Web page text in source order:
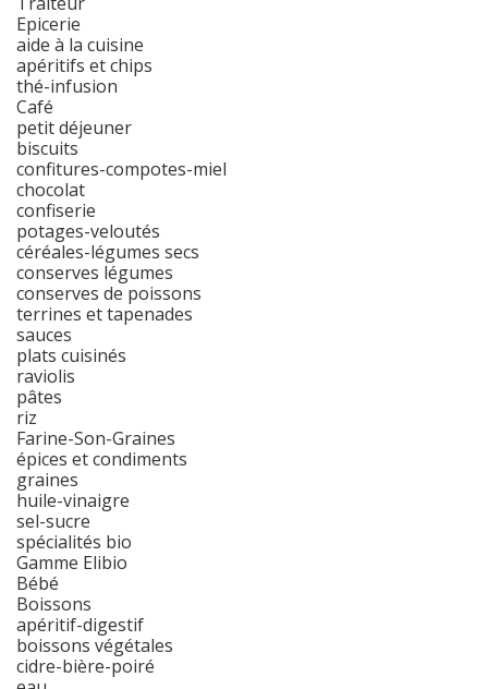
Epicerie
aide à la cuisine
apéritifs et chips
thé-infusion
Café
petit déjeuner
biscuits
confitures-compotes-miel
chocolat
confiserie
potages-veloutés
céréales-légumes secs
conserves légumes
conserves de poissons
terrines et tapenades
sauces
plats cuisinés
raviolis
pâtes
riz
Farine-Son-Graines
épices et condiments
graines
huile-vinaigre
sel-sucre
spécialités bio
Gamme Elibio
Bébé
Boissons
apéritif-digestif
boissons végétales
cidre-bière-poiré